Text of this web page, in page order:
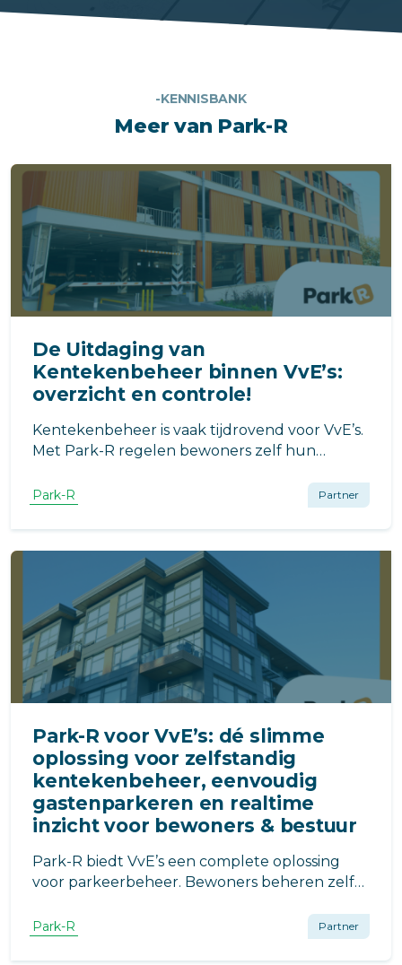
-KENNISBANK
Meer van Park-R
De Uitdaging van
Kentekenbeheer binnen VvE’s:
overzicht en controle!
Kentekenbeheer is vaak tijdrovend voor VvE’s.
Met Park-R regelen bewoners zelf hun
overzicht en controle houden. Efficiënt, eerlijk
en toekomstbestendig parkeerbeheer.
Park-R Partner
Park-R voor VvE’s: dé slimme
oplossing voor zelfstandig
kentekenbeheer, eenvoudig
gastenparkeren en realtime
inzicht voor bewoners & bestuur
Park-R biedt VvE’s een complete oplossing
voor parkeerbeheer. Bewoners beheren zelf
houden realtime overzicht. Minder
administratie, meer gemak en controle.
Park-R Partner